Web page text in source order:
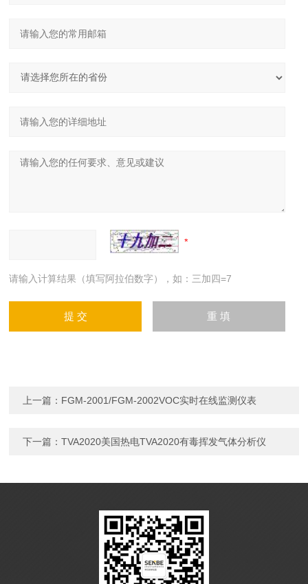
请输入计算结果（填写阿拉伯数字），如：三加四=7
上一篇： FGM-2001/FGM-2002VOC实时在线监测仪表
下一篇：TVA2020美国热电TVA2020有毒挥发气体分析仪